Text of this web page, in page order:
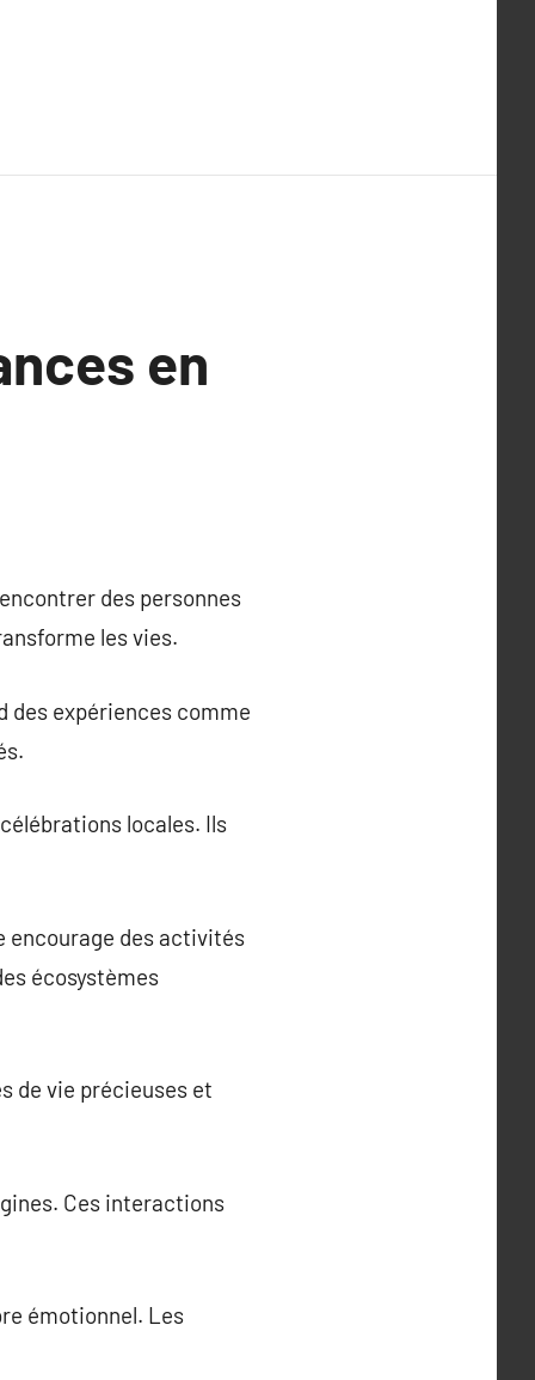
en
des personnes
les vies.
des expériences comme
locales. Ils
encourage des activités
écosystèmes
de vie précieuses et
Ces interactions
émotionnel. Les